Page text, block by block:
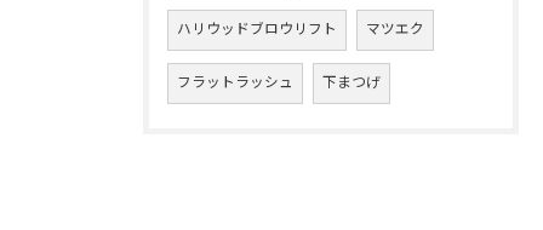
ハリウッドブロウリフト マツエク
フラットラッシュ 下まつげ